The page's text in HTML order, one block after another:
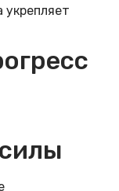
укрепляет